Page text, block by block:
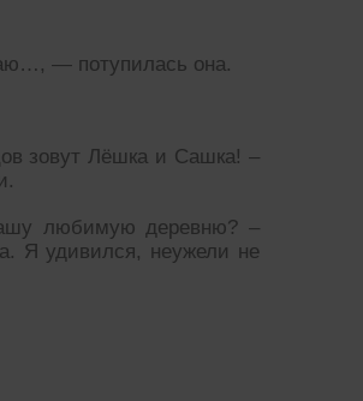
— потупилась она.
зовут Лёшка и Сашка! –
любимую деревню? –
Я удивился, неужели не